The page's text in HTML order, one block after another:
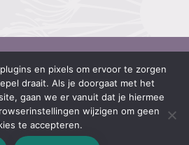
en pixels om ervoor te zorgen
draait. Als je doorgaat met het
gaan we er vanuit dat je hiermee
wijzigen om geen
te accepteren.